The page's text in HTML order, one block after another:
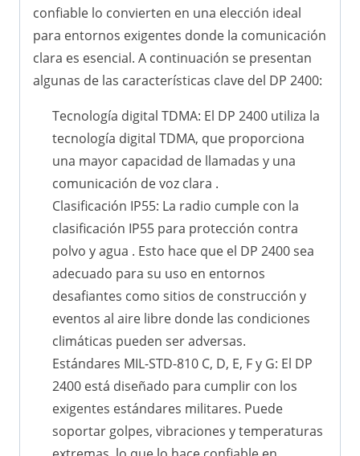
confiable lo convierten en una elección ideal
para entornos exigentes donde la comunicación
clara es esencial. A continuación se presentan
algunas de las características clave del DP 2400:
Tecnología digital TDMA: El DP 2400 utiliza la
tecnología digital TDMA, que proporciona
una mayor capacidad de llamadas y una
comunicación de voz clara .
Clasificación IP55: La radio cumple con la
clasificación IP55 para protección contra
polvo y agua . Esto hace que el DP 2400 sea
adecuado para su uso en entornos
desafiantes como sitios de construcción y
eventos al aire libre donde las condiciones
climáticas pueden ser adversas.
Estándares MIL-STD-810 C, D, E, F y G: El DP
2400 está diseñado para cumplir con los
exigentes estándares militares. Puede
soportar golpes, vibraciones y temperaturas